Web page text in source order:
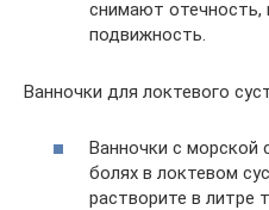
снимают отечность,
подвижность.
Ванночки для локтевого
Ванночки с морской
болях в локтевом
растворите в литре